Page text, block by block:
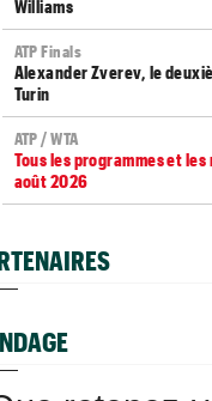
Williams
ATP Finals
Alexander Zverev, le
Turin
ATP / WTA
Tous les programmes et
août 2026
mondiale
Rybakina, Andreeva,
diffusion TV